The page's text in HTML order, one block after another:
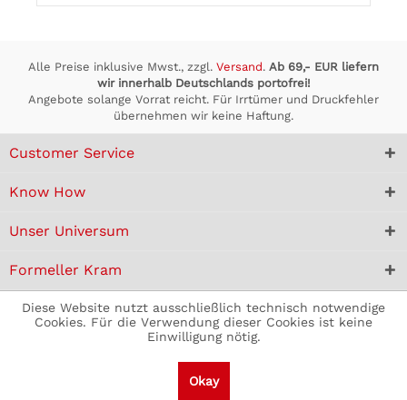
Alle Preise inklusive Mwst., zzgl. Versand. Ab 69,- EUR liefern
wir innerhalb Deutschlands portofrei!
Angebote solange Vorrat reicht. Für Irrtümer und Druckfehler
übernehmen wir keine Haftung.
Customer Service
Know How
Unser Universum
Formeller Kram
Diese Website nutzt ausschließlich technisch notwendige
Cookies. Für die Verwendung dieser Cookies ist keine
Einwilligung nötig.
Okay